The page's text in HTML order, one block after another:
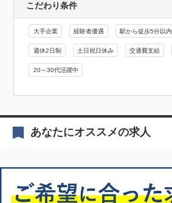
こだわり条件
大手企業 経験者優遇 駅から徒歩5分以内
週休2日制 土日祝日休み 交通費支給
20～30代活躍中
あなたにオススメの求人